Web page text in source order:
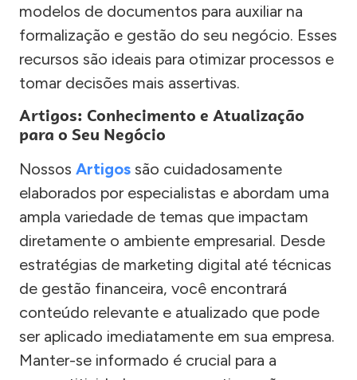
modelos de documentos para auxiliar na
formalização e gestão do seu negócio. Esses
recursos são ideais para otimizar processos e
tomar decisões mais assertivas.
Artigos: Conhecimento e Atualização
para o Seu Negócio
Nossos Artigos são cuidadosamente
elaborados por especialistas e abordam uma
ampla variedade de temas que impactam
diretamente o ambiente empresarial. Desde
estratégias de marketing digital até técnicas
de gestão financeira, você encontrará
conteúdo relevante e atualizado que pode
ser aplicado imediatamente em sua empresa.
Manter-se informado é crucial para a